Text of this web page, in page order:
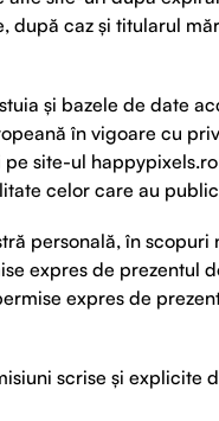
după caz și titularul
și bazele de date
în vigoare cu
site-ul
celor care au
personală, în scopuri
expres de prezentul
expres de
scrise și explicite